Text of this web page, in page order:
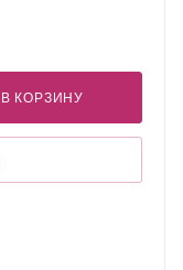
В КОРЗИНУ